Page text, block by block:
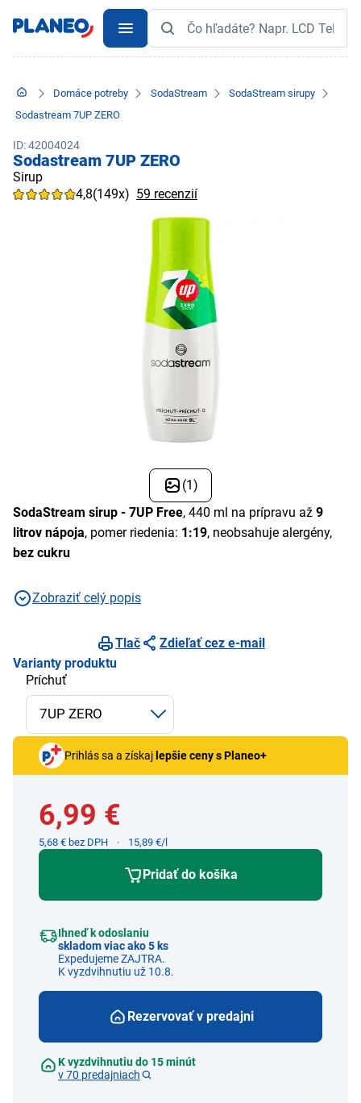
Domáce potreby SodaStream
SodaStream sirupy
Sodastream 7UP ZERO
ID: 42004024
Sodastream 7UP ZERO
Sirup
4,8(149x) 59 recenzií
(1)
SodaStream sirup - 7UP Free, 440 ml na prípravu až 9
litrov nápoja, pomer riedenia: 1:19, neobsahuje alergény,
bez cukru
Zobraziť celý popis
Tlač
Zdieľať cez e-mail
Varianty produktu
Príchuť
Prihlás sa a získaj lepšie ceny s Planeo+
6,99 €
5,68 € bez DPH 15,89 €/l
Pridať do košíka
Ihneď k odoslaniu
skladom viac ako 5 ks
Expedujeme ZAJTRA.
K vyzdvihnutiu už 10.8.
Rezervovať v predajni
K vyzdvihnutiu do 15 minút
v 70 predajniach